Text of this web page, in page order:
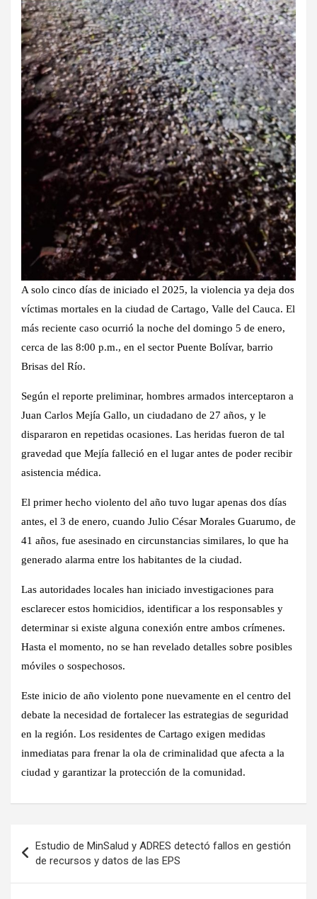
A solo cinco días de iniciado el 2025, la violencia ya deja dos
víctimas mortales en la ciudad de Cartago, Valle del Cauca. El
más reciente caso ocurrió la noche del domingo 5 de enero,
cerca de las 8:00 p.m., en el sector Puente Bolívar, barrio
Brisas del Río.
Según el reporte preliminar, hombres armados interceptaron a
Juan Carlos Mejía Gallo, un ciudadano de 27 años, y le
dispararon en repetidas ocasiones. Las heridas fueron de tal
gravedad que Mejía falleció en el lugar antes de poder recibir
asistencia médica.
El primer hecho violento del año tuvo lugar apenas dos días
antes, el 3 de enero, cuando Julio César Morales Guarumo, de
41 años, fue asesinado en circunstancias similares, lo que ha
generado alarma entre los habitantes de la ciudad.
Las autoridades locales han iniciado investigaciones para
esclarecer estos homicidios, identificar a los responsables y
determinar si existe alguna conexión entre ambos crímenes.
Hasta el momento, no se han revelado detalles sobre posibles
móviles o sospechosos.
Este inicio de año violento pone nuevamente en el centro del
debate la necesidad de fortalecer las estrategias de seguridad
en la región. Los residentes de Cartago exigen medidas
inmediatas para frenar la ola de criminalidad que afecta a la
ciudad y garantizar la protección de la comunidad.
de
entradas
Estudio de MinSalud y ADRES detectó fallos en gestión
de recursos y datos de las EPS